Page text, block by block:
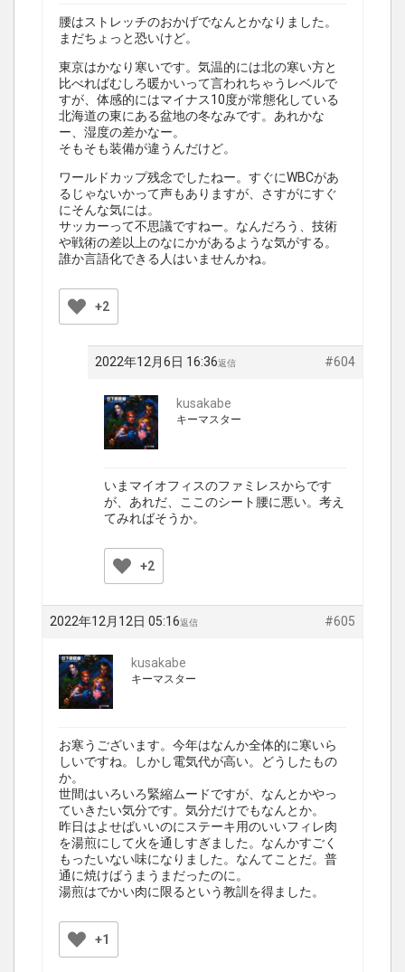
腰はストレッチのおかげでなんとかなりました。
まだちょっと恐いけど。
東京はかなり寒いです。気温的には北の寒い方と
比べればむしろ暖かいって言われちゃうレベルで
すが、体感的にはマイナス10度が常態化している
北海道の東にある盆地の冬なみです。あれかな
ー、湿度の差かなー。
そもそも装備が違うんだけど。
ワールドカップ残念でしたねー。すぐにWBCがあ
るじゃないかって声もありますが、さすがにすぐ
にそんな気には。
サッカーって不思議ですねー。なんだろう、技術
や戦術の差以上のなにかがあるような気がする。
誰か言語化できる人はいませんかね。
+2
2022年12月6日 16:36 #604
返信
kusakabe
キーマスター
いまマイオフィスのファミレスからです
が、あれだ、ここのシート腰に悪い。考え
てみればそうか。
+2
2022年12月12日 05:16 #605
返信
kusakabe
キーマスター
お寒うございます。今年はなんか全体的に寒いら
しいですね。しかし電気代が高い。どうしたもの
か。
世間はいろいろ緊縮ムードですが、なんとかやっ
ていきたい気分です。気分だけでもなんとか。
昨日はよせばいいのにステーキ用のいいフィレ肉
を湯煎にして火を通しすぎました。なんかすごく
もったいない味になりました。なんてことだ。普
通に焼けばうまうまだったのに。
湯煎はでかい肉に限るという教訓を得ました。
+1